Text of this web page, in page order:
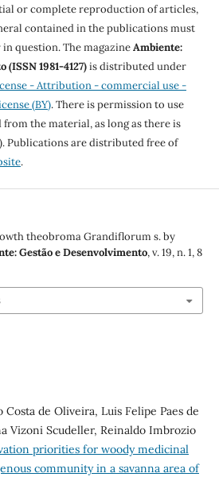
or complete reproduction of articles,
contained in the publications must
question. The magazineAmbiente:
(ISSN 1981-4127)is distributed under
- Attribution - commercial use -
(BY). There is permission to use
the material, as long as there is
Publications are distributed free of
.
theobroma Grandiflorum s. by
Gestão e Desenvolvimento, v. 19, n. 1, 8
de Oliveira, Luis Felipe Paes de
Vizoni Scudeller, Reinaldo Imbrozio
priorities for woody medicinal
community in a savanna area of